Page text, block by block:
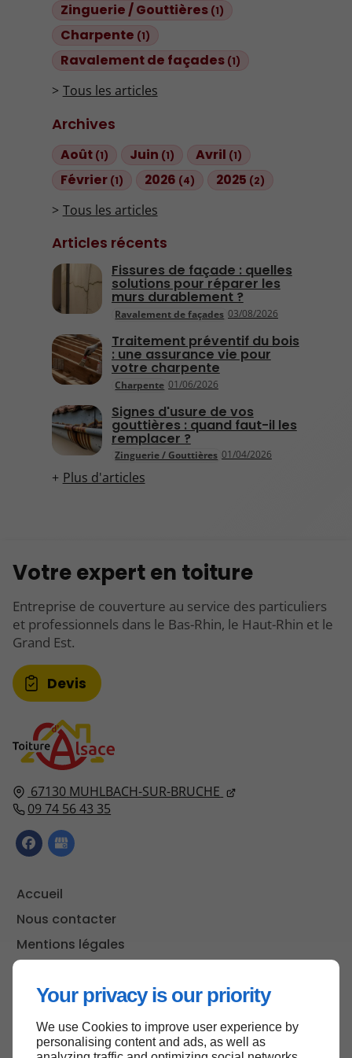
Your privacy is our priority
We use Cookies to improve user experience by
personalising content and ads, as well as
Zinguerie / Gouttières (1)
Charpente (1)
Ravalement de façades (1)
Tous les articles
Archives
Août (1) Juin (1) Avril (1)
Février (1) 2026 (4) 2025 (2)
Tous les articles
Articles récents
Ravalement de façades 03/08/2026
Fissures de façade : quelles
solutions pour réparer les
murs durablement ?
Charpente 01/06/2026
Traitement préventif du bois
: une assurance vie pour
votre charpente
Zinguerie / Gouttières 01/04/2026
Signes d'usure de vos
gouttières : quand faut-il les
remplacer ?
Plus d'articles
67130 MUHLBACH-SUR-BRUCHE
09 74 56 43 35
Accueil
Nous contacter
Mentions légales
Votre expert en toiture
Entreprise de couverture au service des particuliers
et professionnels dans le Bas-Rhin, le Haut-Rhin et le
Grand Est.
Devis
Haut de page